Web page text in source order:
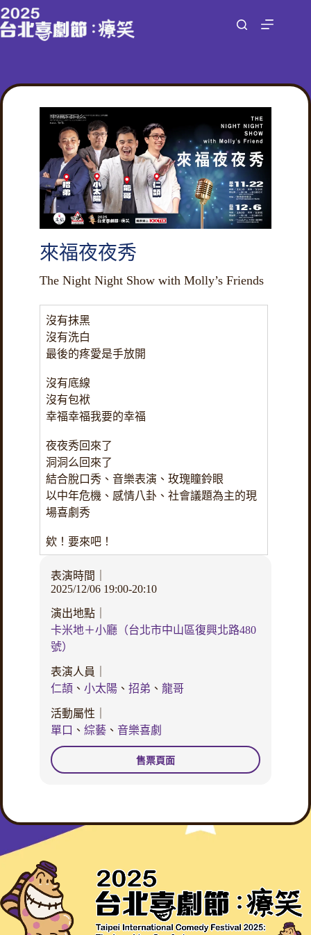
跳
至
容
來福夜夜秀
The Night Night Show with Molly’s Friends
沒有抹黑
沒有洗白
最後的疼愛是手放開
沒有底線
沒有包袱
幸福幸福我要的幸福
夜夜秀回來了
洞洞么回來了
結合脫口秀、音樂表演、玫瑰瞳鈴眼
以中年危機、感情八卦、社會議題為主的現
場喜劇秀
欸！要來吧！
表演時間｜
2025/12/06 19:00-20:10
演出地點｜
卡米地＋小廳（台北市中山區復興北路480
號）
表演人員｜
仁頡 、 小太陽、 招弟 、 龍哥
活動屬性｜
單口 、 綜藝、 音樂喜劇
售票頁面